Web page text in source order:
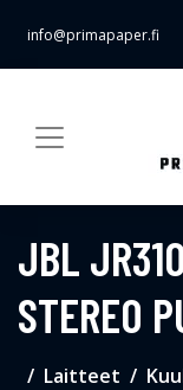
info@primapaper.fi
JBL
STEREO
Laitteet